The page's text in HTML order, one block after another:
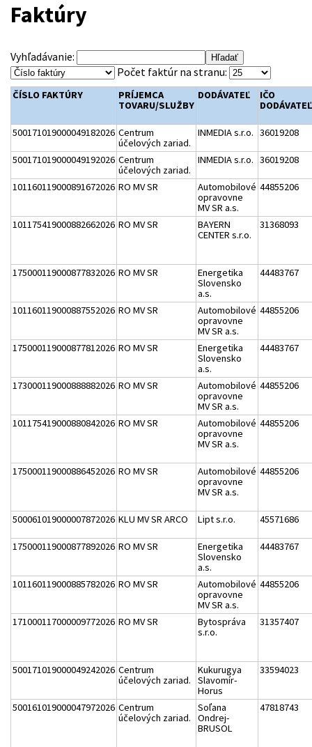
Faktúry
Vyhľadávanie:
Počet faktúr na stranu:
ČÍSLO FAKTÚRY
PRÍJEMCA
TOVARU/SLUŽBY
DODÁVATEĽ
IČO
500171019000049182026 Centrum
účelových zariad.
INMEDIA s.r.o. 36019208
500171019000049192026 Centrum
účelových zariad.
INMEDIA s.r.o. 36019208
101160119000891672026 RO MV SR
Automobilové
opravovne
MV SR a.s.
44855206
101175419000882662026 RO MV SR
BAYERN
CENTER s.r.o.
31368093
175000119000877832026 RO MV SR
Energetika
Slovensko
a.s.
44483767
101160119000887552026 RO MV SR
Automobilové
opravovne
MV SR a.s.
44855206
175000119000877812026 RO MV SR
Energetika
Slovensko
a.s.
44483767
173000119000888882026 RO MV SR
Automobilové
opravovne
MV SR a.s.
44855206
101175419000880842026 RO MV SR
Automobilové
opravovne
MV SR a.s.
44855206
175000119000886452026 RO MV SR
Automobilové
opravovne
MV SR a.s.
44855206
500061019000007872026 KLU MV SR ARCO Lipt s.r.o. 45571686
175000119000877892026 RO MV SR
Energetika
Slovensko
a.s.
44483767
101160119000885782026 RO MV SR
Automobilové
opravovne
MV SR a.s.
44855206
171000117000009772026 RO MV SR
Bytospráva
s.r.o.
31357407
500171019000049242026 Centrum
účelových zariad.
Kukurugya
Slavomír-
Horus
33594023
500161019000047972026 Centrum
účelových zariad.
Soľana
Ondrej-
BRUSOL
47818743